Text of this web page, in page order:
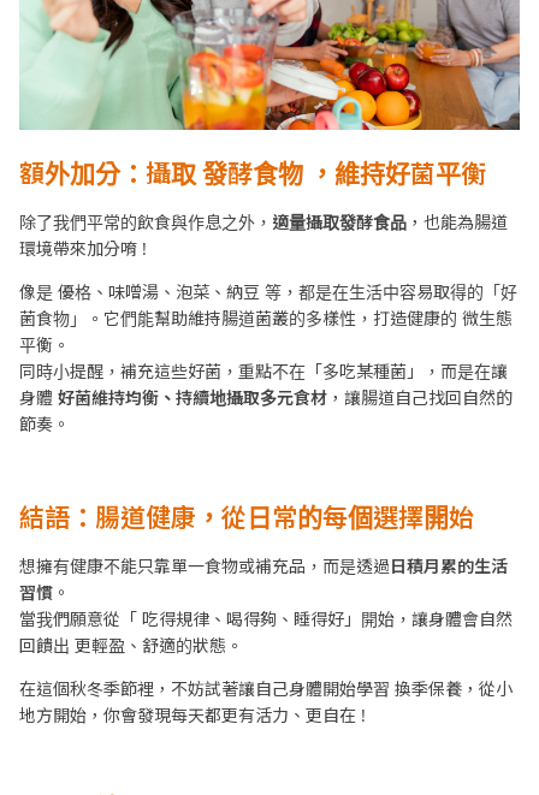
額外加分：攝取 發酵食物 ，維持好菌平衡
除了我們平常的飲食與作息之外， 適量攝取發酵食品 ，也能為腸道
環境帶來加分唷 !
像是 優格、味噌湯、泡菜、納豆 等，都是在生活中容易取得的「好
菌食物」。它們能幫助維持腸道菌叢的多樣性，打造健康的 微生態
平衡。
同時小提醒，補充這些好菌，重點不在「多吃某種菌」，而是在讓
身體 好菌維持均衡、持續地攝取多元食材 ，讓腸道自己找回自然的
節奏。
結語：腸道健康，從日常的每個選擇開始
想擁有健康不能只靠單一食物或補充品，而是透過日積月累的生活
習慣 。
當我們願意從「 吃得規律、喝得夠、睡得好」開始，讓身體會自然
回饋出 更輕盈、舒適的狀態。
在這個秋冬季節裡，不妨試著讓自己身體開始學習 換季保養，從小
地方開始，你會發現每天都更有活力、更自在 !